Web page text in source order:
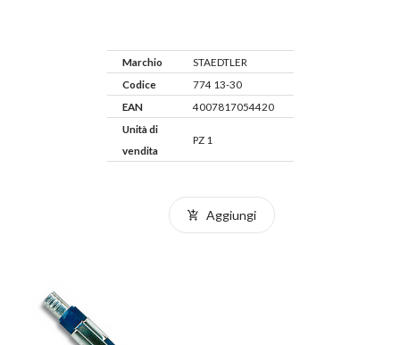
Marchio
STAEDTLER
Codice
774 13-30
EAN
4007817054420
Unità di
vendita
PZ 1
Aggiungi